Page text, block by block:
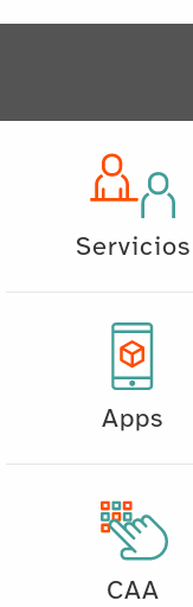
Servicios
Apps
CAA